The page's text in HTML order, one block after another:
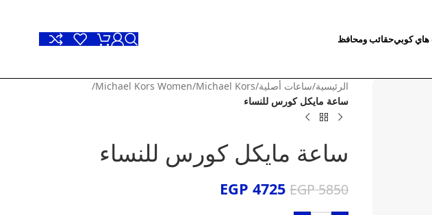
كوبيحقائب ومحافظ
الرئيسية/ساعات أصلية/
Michael Kors
/
Michael Kors Women
/
ساعة مايكل كورس للنساء
ساعة مايكل كورس للنساء
EGP5850
EGP 4725